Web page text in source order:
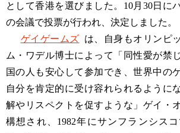
として香港を選びました。10月30日に
の会議で投票が行われ、決定しました。
ゲイゲームズ は、自身もオリンピ
ム・ワデル博士によって「同性愛が禁
国の人も安心して参加でき、世界中の
自分を肯定的に受け容れられるように
解やリスペクトを促すような」ゲイ・
構想され、1982年にサンフランシス